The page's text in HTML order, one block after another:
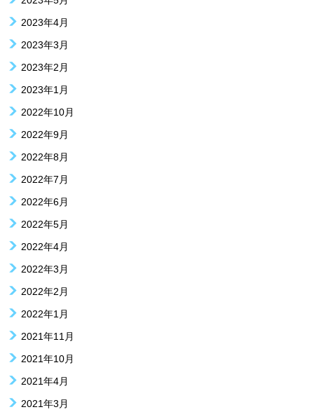
2023年4月
2023年3月
2023年2月
2023年1月
2022年10月
2022年9月
2022年8月
2022年7月
2022年6月
2022年5月
2022年4月
2022年3月
2022年2月
2022年1月
2021年11月
2021年10月
2021年4月
2021年3月